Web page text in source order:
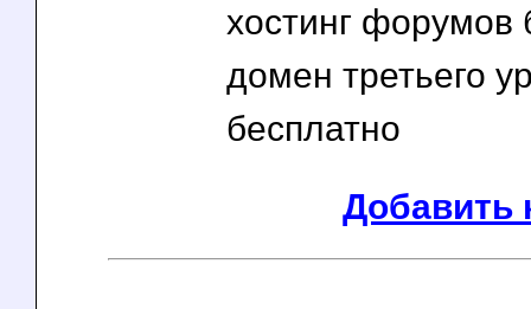
хостинг форумов
домен третьего
бесплатно
Добавить